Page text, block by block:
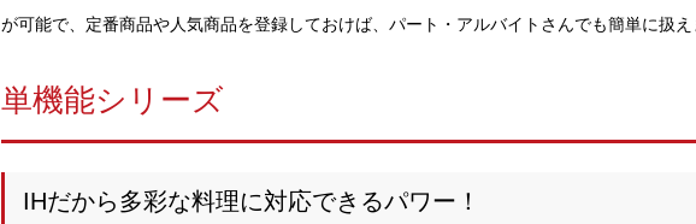
が可能で、定番商品や人気商品を登録しておけば、パート・アルバイトさんでも簡単に扱え
単機能シリーズ
IHだから多彩な料理に対応できるパワー！